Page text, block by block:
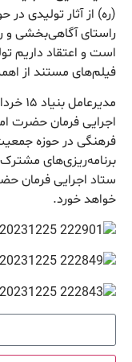
(ره) از آثار تولیدی
راستای آگاهی‌بخشی و
است و اعتقاد داریم
فیلم‌های مستند از
اجرایی فرمان حضرت
فرهنگی در حوزه
برنامه‌ریزی‌های
ستاد اجرایی فرمان
خواهد خورد.